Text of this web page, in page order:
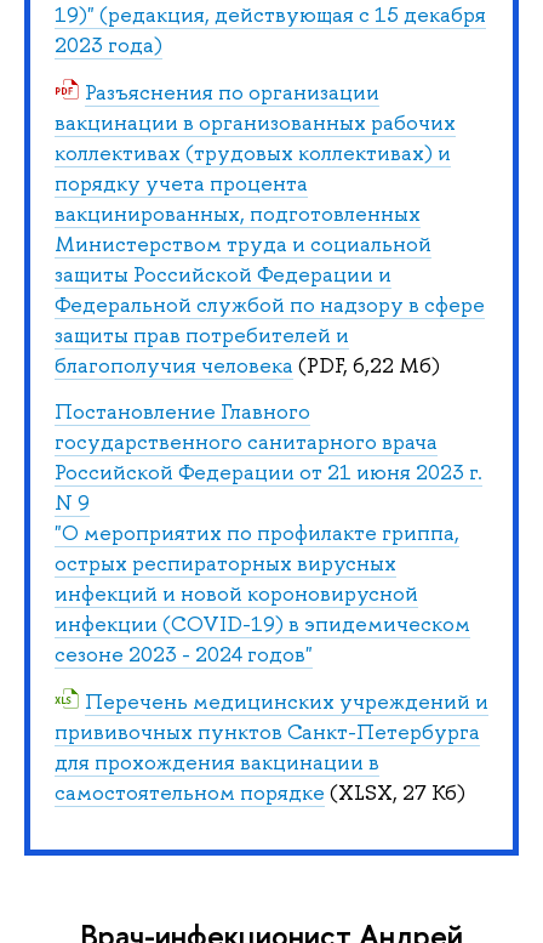
19)" (редакция, действующая с 15 декабря
2023 года)
Разъяснения по организации
вакцинации в организованных рабочих
коллективах (трудовых коллективах) и
порядку учета процента
вакцинированных, подготовленных
Министерством труда и социальной
защиты Российской Федерации и
Федеральной службой по надзору в сфере
защиты прав потребителей и
благополучия человека (PDF, 6,22 Мб)
Постановление Главного
государственного санитарного врача
Российской Федерации от 21 июня 2023 г.
N 9
"О мероприятих по профилакте гриппа,
острых респираторных вирусных
инфекций и новой короновирусной
инфекции (COVID-19) в эпидемическом
сезоне 2023 - 2024 годов"
Перечень медицинских учреждений и
прививочных пунктов Санкт-Петербурга
для прохождения вакцинации в
самостоятельном порядке (XLSX, 27 Кб)